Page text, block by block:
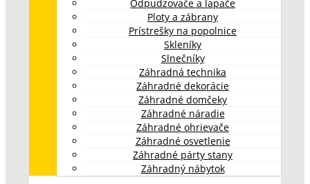
Odpudzovače a lapače
Ploty a zábrany
Prístrešky na popolnice
Skleníky
Slnečníky
Záhradná technika
Záhradné dekorácie
Záhradné domčeky
Záhradné náradie
Záhradné ohrievače
Záhradné osvetlenie
Záhradné párty stany
Záhradný nábytok